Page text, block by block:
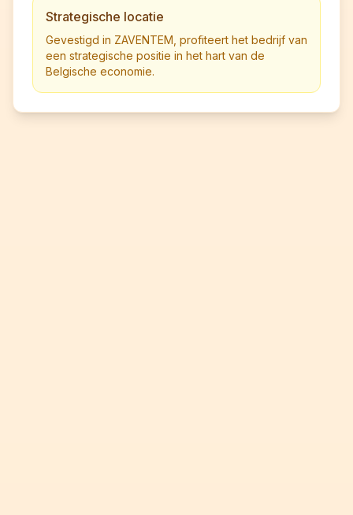
Strategische locatie
Gevestigd in ZAVENTEM, profiteert het bedrijf van
een strategische positie in het hart van de
Belgische economie.